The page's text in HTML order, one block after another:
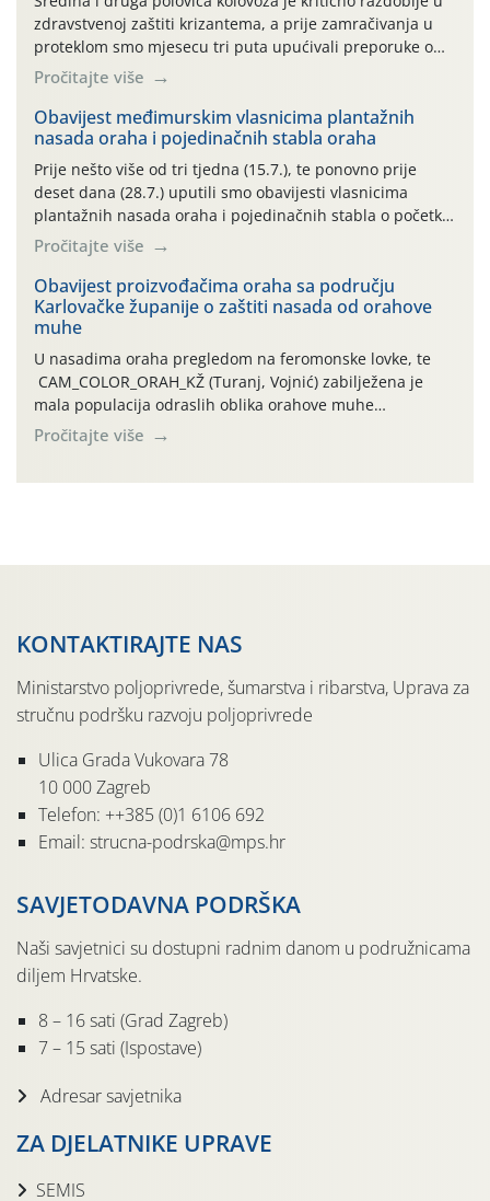
zdravstvenoj zaštiti krizantema, a prije zamračivanja u
proteklom smo mjesecu tri puta upućivali preporuke o
preventivnim mjerama zaštite krizantema od najčešćih
uzročnika bolesti, štetnika i fito-fagnih grinja (23.7., 14.7.,
06.7.)! Na početku ovog mjeseca je zabilježeno je
povijesno i ekstremno vruće meteorološko razdoblje, uz
najviše temperature […]
Pročitajte više
Obavijest međimurskim vlasnicima plantažnih
nasada oraha i pojedinačnih stabla oraha
Prije nešto više od tri tjedna (15.7.), te ponovno prije
deset dana (28.7.) uputili smo obavijesti vlasnicima
plantažnih nasada oraha i pojedinačnih stabla o početku
leta i ovogodišnjoj potrebi usmjerenog suzbijanja
orahove muhe (Rhagoletis completa)! Već dvanaest dana
traje drugi ovogodišnji “toplinski udar”, koji naročito
izražen zadnja šest dana (31.7.-05.8.), jer najviše
temperature zraka svakodnevno […]
Pročitajte više
Obavijest proizvođačima oraha sa području
Karlovačke županije o zaštiti nasada od orahove
muhe
U nasadima oraha pregledom na feromonske lovke, te
CAM_COLOR_ORAH_KŽ (Turanj, Vojnić) zabilježena je
mala populacija odraslih oblika orahove muhe
(Rhagoletis completa). Niska brojnost može se objasniti
činjenicom da je riječ o mladim nasadima s vrlo malim
Pročitajte više
KONTAKTIRAJTE NAS
Ministarstvo poljoprivrede, šumarstva i ribarstva, Uprava za
stručnu podršku razvoju poljoprivrede
Ulica Grada Vukovara 78
10 000 Zagreb
Telefon: ++385 (0)1 6106 692
Email: strucna-podrska@mps.hr
SAVJETODAVNA PODRŠKA
Naši savjetnici su dostupni radnim danom u podružnicama
diljem Hrvatske.
8 – 16 sati (Grad Zagreb)
7 – 15 sati (Ispostave)
Adresar savjetnika
ZA DJELATNIKE UPRAVE
SEMIS